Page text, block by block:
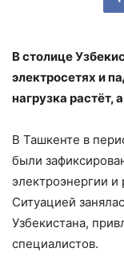
В столице
электросетях и
нагрузка растёт,
В Ташкенте в
были
электроэнергии
Ситуацией
Узбекистана,
специалистов.